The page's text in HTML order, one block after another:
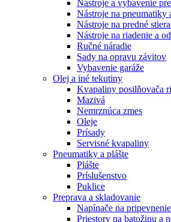
Nástroje a vybavenie
Nástroje na pneumatiky
Nástroje na predné
Nástroje na riadenie a
Ručné náradie
Sady na opravu závitov
Vybavenie garáže
Olej a iné tekutiny
Kvapaliny posilňovača
Mazivá
Nemrznúca zmes
Oleje
Prísady
Servisné kvapaliny
Pneumatiky a plášte
Plášte
Príslušenstvo
Puklice
Preprava a skladovanie
Napínače na pripevnenie
Priestory na batožinu a